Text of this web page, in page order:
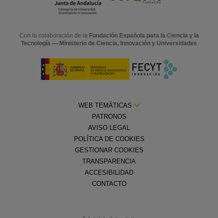
Con la colaboración de la Fundación Española para la Ciencia y la
Tecnología — Ministerio de Ciencia, Innovación y Universidades
WEB TEMÁTICAS
PATRONOS
AVISO LEGAL
POLÍTICA DE COOKIES
GESTIONAR COOKIES
TRANSPARENCIA
ACCESIBILIDAD
CONTACTO